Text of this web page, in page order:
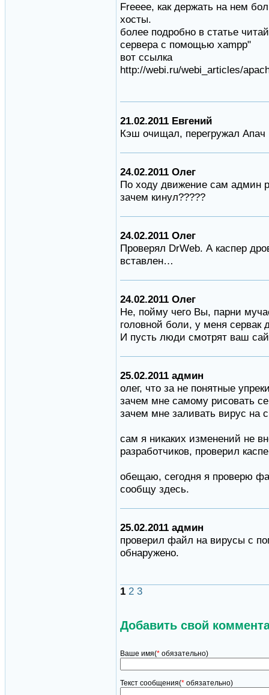
Freeee, как держать на нем
хосты.
более подробно в статье
сервера с помощью xampp"
вот ссылка
http://webi.ru/webi_articles/
21.02.2011 Евгений
Кэш очищал, перегружал Апач
24.02.2011 Олег
По ходу движение сам админ
зачем кинул?????
24.02.2011 Олег
Проверял DrWeb. А каспер
вставлен…
24.02.2011 Олег
Не, пойму чего Вы, парни
головной боли, у меня
И пусть люди смотрят ваш
25.02.2011 админ
олег, что за не понятные
зачем мне самому рисовать
зачем мне заливать вирус на
сам я никаких изменений не
разработчиков, проверил
обещаю, сегодня я проверю
сообщу здесь.
25.02.2011 админ
проверил файл на вирусы с
обнаружено.
1 2 3
Добавить свой
Ваше имя(* обязательно)
Текст сообщения(* обязательно)